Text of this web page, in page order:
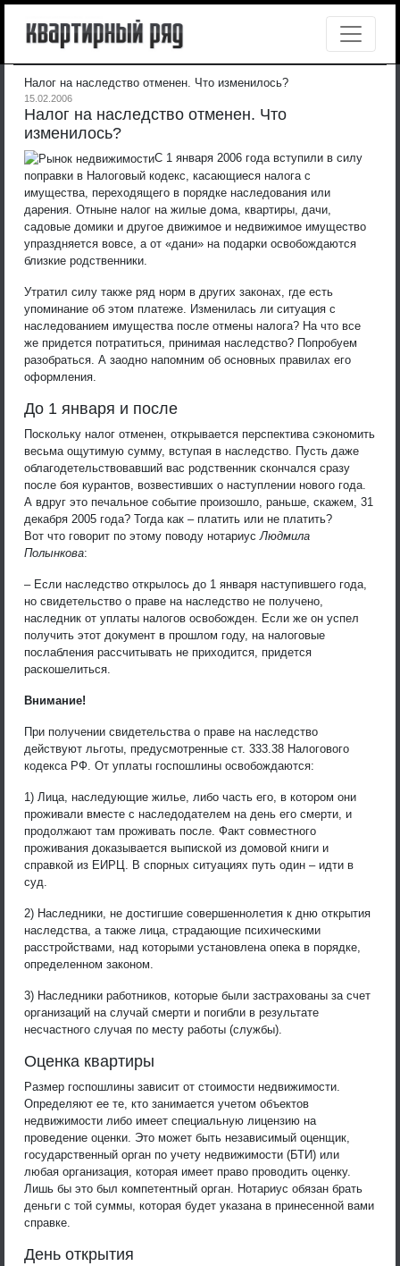
Налог на наследство отменен. Что изменилось?
15.02.2006
Налог на наследство отменен. Что
изменилось?
С 1 января 2006 года вступили в силу
поправки в Налоговый кодекс, касающиеся налога с
имущества, переходящего в порядке наследования или
дарения. Отныне налог на жилые дома, квартиры, дачи,
садовые домики и другое движимое и недвижимое имущество
упраздняется вовсе, а от «дани» на подарки освобождаются
близкие родственники.
Утратил силу также ряд норм в других законах, где есть
упоминание об этом платеже. Изменилась ли ситуация с
наследованием имущества после отмены налога? На что все
же придется потратиться, принимая наследство? Попробуем
разобраться. А заодно напомним об основных правилах его
оформления.
До 1 января и после
Поскольку налог отменен, открывается перспектива сэкономить
весьма ощутимую сумму, вступая в наследство. Пусть даже
облагодетельствовавший вас родственник скончался сразу
после боя курантов, возвестивших о наступлении нового года.
А вдруг это печальное событие произошло, раньше, скажем, 31
декабря 2005 года? Тогда как – платить или не платить?
Вот что говорит по этому поводу нотариус Людмила
Полынкова:
– Если наследство открылось до 1 января наступившего года,
но свидетельство о праве на наследство не получено,
наследник от уплаты налогов освобожден. Если же он успел
получить этот документ в прошлом году, на налоговые
послабления рассчитывать не приходится, придется
раскошелиться.
Внимание!
При получении свидетельства о праве на наследство
действуют льготы, предусмотренные ст. 333.38 Налогового
кодекса РФ. От уплаты госпошлины освобождаются:
1) Лица, наследующие жилье, либо часть его, в котором они
проживали вместе с наследодателем на день его смерти, и
продолжают там проживать после. Факт совместного
проживания доказывается выпиской из домовой книги и
справкой из ЕИРЦ. В спорных ситуациях путь один – идти в
суд.
2) Наследники, не достигшие совершеннолетия к дню открытия
наследства, а также лица, страдающие психическими
расстройствами, над которыми установлена опека в порядке,
определенном законом.
3) Наследники работников, которые были застрахованы за счет
организаций на случай смерти и погибли в результате
несчастного случая по месту работы (службы).
Оценка квартиры
Размер госпошлины зависит от стоимости недвижимости.
Определяют ее те, кто занимается учетом объектов
недвижимости либо имеет специальную лицензию на
проведение оценки. Это может быть независимый оценщик,
государственный орган по учету недвижимости (БТИ) или
любая организация, которая имеет право проводить оценку.
Лишь бы это был компетентный орган. Нотариус обязан брать
деньги с той суммы, которая будет указана в принесенной вами
справке.
День открытия